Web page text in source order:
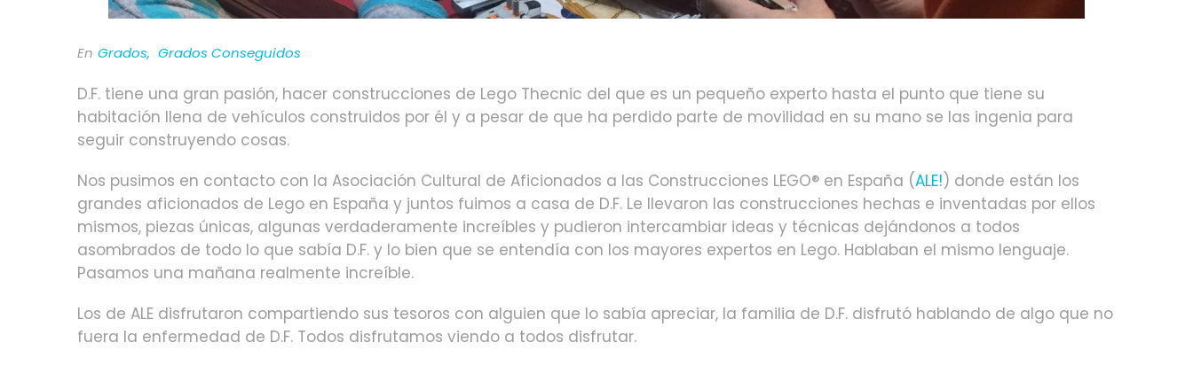
En Grados, Grados Conseguidos
D.F. tiene una gran pasión, hacer construcciones de Lego Thecnic del que es un pequeño experto hasta el punto que tiene su
habitación llena de vehículos construidos por él y a pesar de que ha perdido parte de movilidad en su mano se las ingenia para
seguir construyendo cosas.
Nos pusimos en contacto con la Asociación Cultural de Aficionados a las Construcciones LEGO® en España (ALE!) donde están los
grandes aficionados de Lego en España y juntos fuimos a casa de D.F. Le llevaron las construcciones hechas e inventadas por ellos
mismos, piezas únicas, algunas verdaderamente increíbles y pudieron intercambiar ideas y técnicas dejándonos a todos
asombrados de todo lo que sabía D.F. y lo bien que se entendía con los mayores expertos en Lego. Hablaban el mismo lenguaje.
Pasamos una mañana realmente increíble.
Los de ALE disfrutaron compartiendo sus tesoros con alguien que lo sabía apreciar, la familia de D.F. disfrutó hablando de algo que no
fuera la enfermedad de D.F. Todos disfrutamos viendo a todos disfrutar.